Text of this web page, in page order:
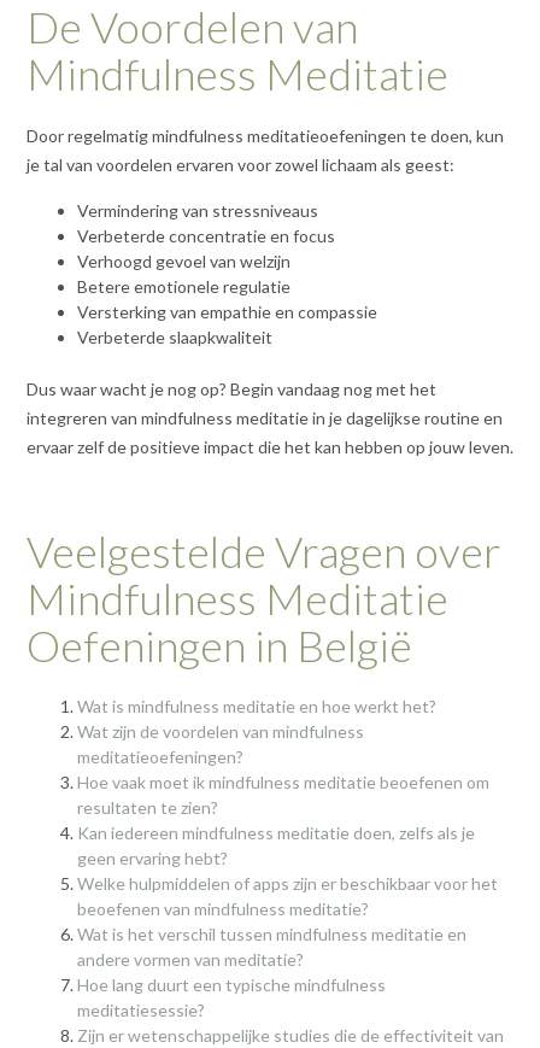
De Voordelen van
Mindfulness Meditatie
Door regelmatig mindfulness meditatieoefeningen te doen, kun
je tal van voordelen ervaren voor zowel lichaam als geest:
Vermindering van stressniveaus
Verbeterde concentratie en focus
Verhoogd gevoel van welzijn
Betere emotionele regulatie
Versterking van empathie en compassie
Verbeterde slaapkwaliteit
Dus waar wacht je nog op? Begin vandaag nog met het
integreren van mindfulness meditatie in je dagelijkse routine en
ervaar zelf de positieve impact die het kan hebben op jouw leven.
Veelgestelde Vragen over
Mindfulness Meditatie
Oefeningen in België
Wat is mindfulness meditatie en hoe werkt het?
Wat zijn de voordelen van mindfulness
meditatieoefeningen?
Hoe vaak moet ik mindfulness meditatie beoefenen om
resultaten te zien?
Kan iedereen mindfulness meditatie doen, zelfs als je
geen ervaring hebt?
Welke hulpmiddelen of apps zijn er beschikbaar voor het
beoefenen van mindfulness meditatie?
Wat is het verschil tussen mindfulness meditatie en
andere vormen van meditatie?
Hoe lang duurt een typische mindfulness
meditatiesessie?
Zijn er wetenschappelijke studies die de effectiviteit van